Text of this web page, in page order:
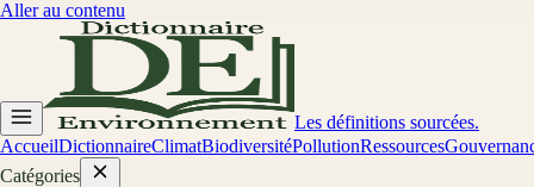
Aller au contenu
Les définitions sourcées.
AccueilDictionnaireClimatBiodiversitéPollutionRessources
Catégories